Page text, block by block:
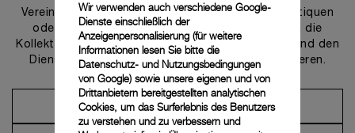
Vereinbaren Sie einen Termin in einer unserer Boutiquen
oder wenden Sie sich an unseren Concierge, um die
Kollektionen zu entdecken und von der Beratung und den
Dienstleistungen unserer Botschafter zu profitieren.
Einen Termin vereinbaren
Wir verwenden auch verschiedene Google-
Dienste einschließlich der
Anzeigenpersonalisierung (für weitere
Informationen lesen Sie bitte die
Datenschutz- und Nutzungsbedingungen
von Google) sowie unsere eigenen und von
Drittanbietern bereitgestellten analytischen
Cookies, um das Surferlebnis des Benutzers
zu verstehen und zu verbessern und